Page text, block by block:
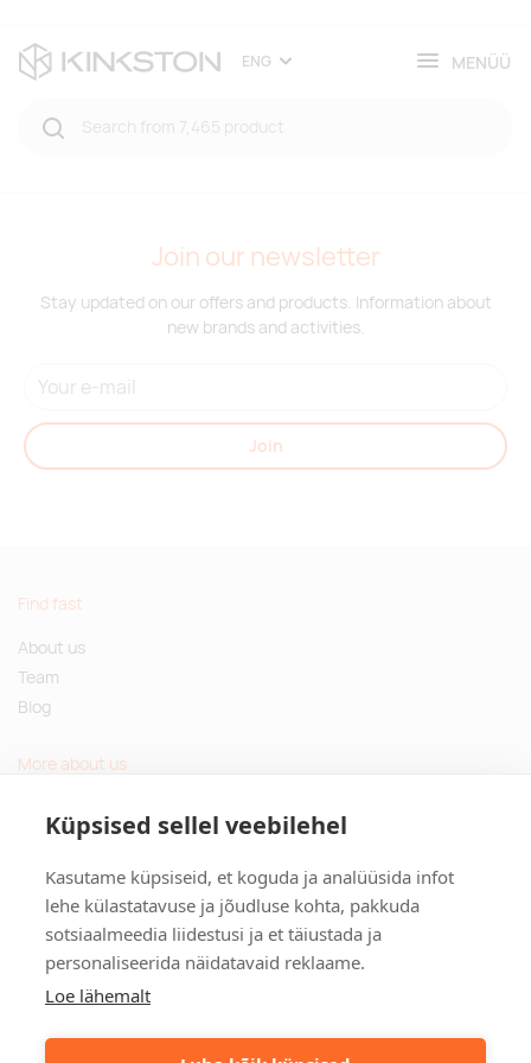
Küpsised sellel veebilehel
Kasutame küpsiseid, et koguda ja analüüsida infot
lehe külastatavuse ja jõudluse kohta, pakkuda
sotsiaalmeedia liidestusi ja et täiustada ja
personaliseerida näidatavaid reklaame.
Loe lähemalt
ENG MENÜÜ
Join our newsletter
Stay updated on our offers and products. Information about
new brands and activities.
Join
Find fast
About us
Team
Blog
More about us
Sustainable gifts
Contact
Tulika põik 3, Tallinn, Estonia
info@kinkston.ee
+372 6989 100
Social media